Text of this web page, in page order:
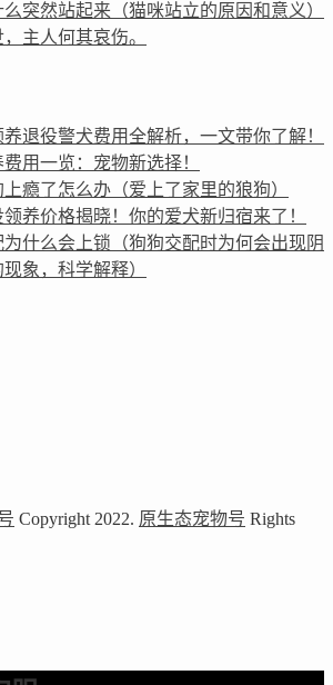
突然站起来（猫咪站立的原因和意义）
主人何其哀伤。
退役警犬费用全解析，一文带你了解！
用一览：宠物新选择！
瘾了怎么办（爱上了家里的狼狗）
养价格揭晓！你的爱犬新归宿来了！
什么会上锁（狗狗交配时为何会出现阴
象，科学解释）
Copyright 2022. 原生态宠物号 Rights